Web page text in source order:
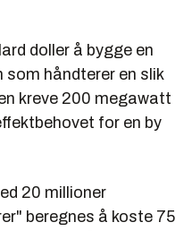
doller å bygge en
som håndterer en slik
kreve 200 megawatt
for en by
20 millioner
beregnes å koste 75